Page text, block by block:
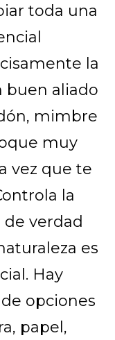
toda una
la
buen aliado
mimbre
muy
vez que te
la
verdad
es
Hay
opciones
papel,